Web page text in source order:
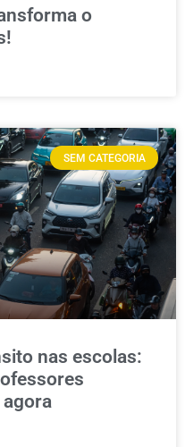
o
SEM CATEGORIA
nas escolas: